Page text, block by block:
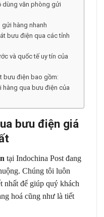
dùng văn phòng gửi
gửi hàng nhanh
bưu điện qua các tỉnh
và quốc tế uy tín của
bưu điện bao gồm:
hàng qua bưu điện của
bưu điện giá
tại Indochina Post đang
Chúng tôi luôn
nhất để giúp quý khách
hoá cũng như là tiết